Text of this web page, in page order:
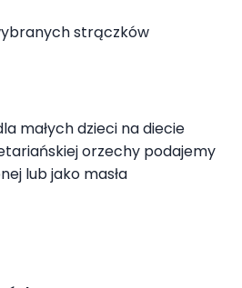
strączków
małych dzieci na diecie
orzechy podajemy
lub jako masła